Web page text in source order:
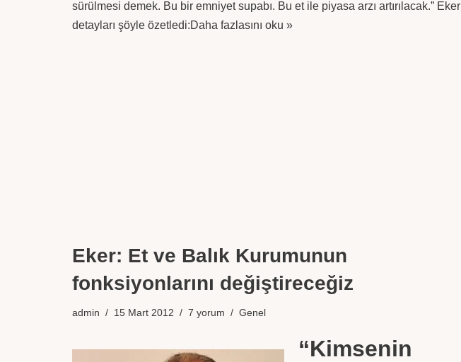
sürülmesi demek. Bu bir emniyet supabı. Bu et ile piyasa arzı artırılacak.” Eker
detayları şöyle özetledi:Daha fazlasını oku »
Eker: Et ve Balık Kurumunun
fonksiyonlarını değiştireceğiz
admin 15 Mart 2012 7 yorum Genel
“Kimsenin